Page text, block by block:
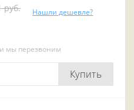
руб. Нашли дешевле?
мы перезвоним
Купить